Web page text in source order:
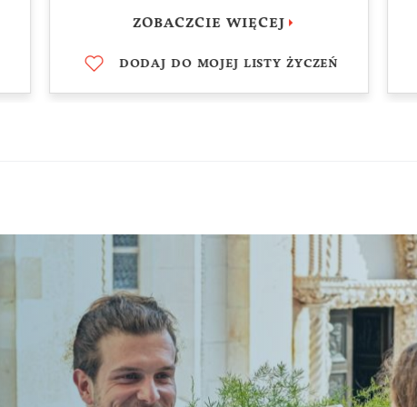
– znanej jako pies truflarz.
ZOBACZCIE WIĘCEJ
DODAJ DO MOJEJ LISTY ŻYCZEŃ